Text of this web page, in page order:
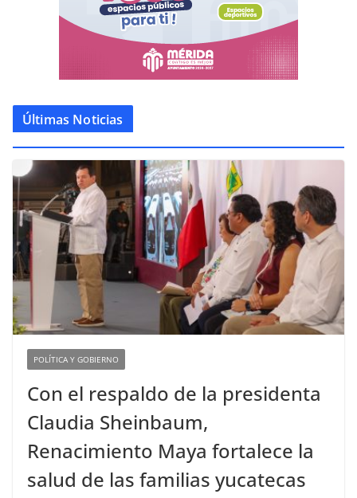
Últimas Noticias
POLÍTICA Y GOBIERNO
Con el respaldo de la presidenta
Claudia Sheinbaum,
Renacimiento Maya fortalece la
salud de las familias yucatecas